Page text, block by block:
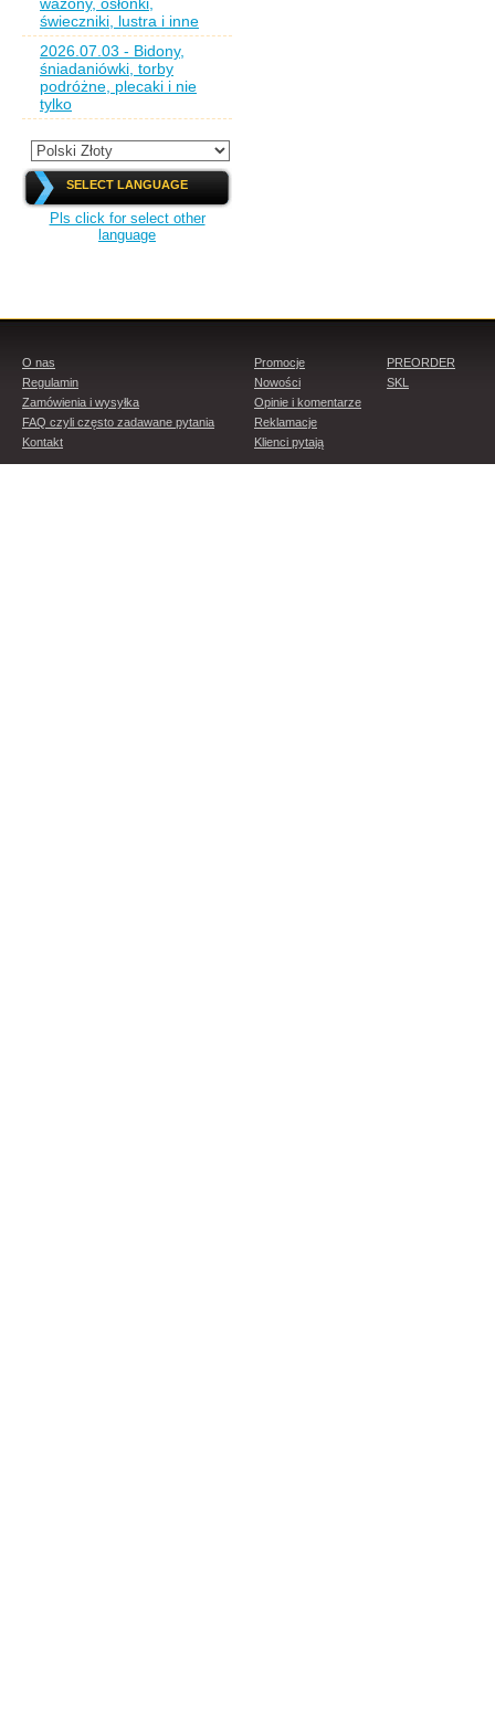
świeczniki, lustra i inne
2026.07.03 - Bidony,
śniadaniówki, torby
podróżne, plecaki i nie
tylko
SELECT LANGUAGE
Pls click for select other
language
O nas
Regulamin
Zamówienia i wysyłka
FAQ czyli często zadawane pytania
Kontakt
Promocje
Nowości
Opinie i komentarze
Reklamacje
Klienci pytają
PREORDER
SKL